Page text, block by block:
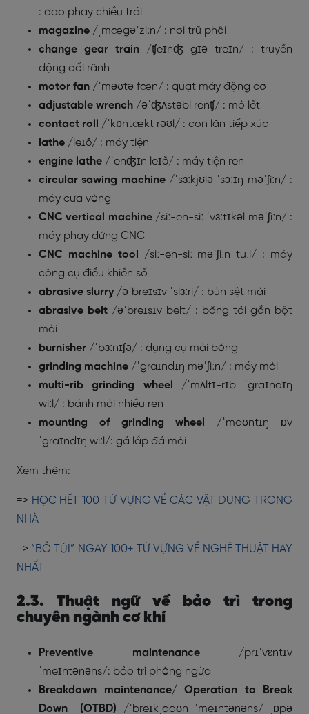
: dao phay chiều trái
magazine /ˌmægəˈziːn/ : nơi trữ phôi
change gear train /ʧeɪnʤ gɪə treɪn/
: truyền
động đổi rãnh
motor fan /ˈməʊtə fæn/ : quạt máy động cơ
adjustable wrench /əˈʤʌstəbl renʧ/ : mỏ lết
contact roll /ˈkɒntækt rəʊl/ : con lăn tiếp xúc
lathe /leɪð/ : máy tiện
engine lathe /ˈenʤɪn leɪð/ : máy tiện ren
circular sawing machine /ˈsɜːkjʊlə ˈsɔːɪŋ məˈʃiːn/ :
máy cưa vòng
CNC vertical machine/siː-en-siː ˈvɜːtɪkəl məˈʃiːn/ :
máy phay đứng CNC
CNC machine tool /siː-en-siː məˈʃiːn tuːl/ : máy
công cụ điều khiển số
abrasive slurry /əˈbreɪsɪv ˈslɜːri/ : bùn sệt mài
abrasive belt /əˈbreɪsɪv belt/ : băng tải gắn bột
mài
burnisher /ˈbɜːnɪʃə/ : dụng cụ mài bóng
grinding machine /ˈgraɪndɪŋ məˈʃiːn/ : máy mài
multi-rib grinding wheel /ˈmʌltɪ-rɪb ˈgraɪndɪŋ
wiːl/ : bánh mài nhiều ren
mounting of grinding wheel /ˈmaʊntɪŋ ɒv
ˈgraɪndɪŋ wiːl/: gá lắp đá mài
Xem thêm:
=> HỌC HẾT 100 TỪ VỰNG VỀ CÁC VẬT DỤNG TRONG
NHÀ
=> “BỎ TÚI” NGAY 100+ TỪ VỰNG VỀ NGHỆ THUẬT HAY
NHẤT
2.3. Thuật ngữ về bảo trì trong
chuyên ngành cơ khí
Preventive maintenance/prɪˈvɛntɪv
ˈmeɪntənəns/: bảo trì phòng ngừa
Breakdown maintenance/ Operation to Break
Down (OTBD) /ˈbreɪkˌdaʊn ˈmeɪntənəns/ ˌɒpə